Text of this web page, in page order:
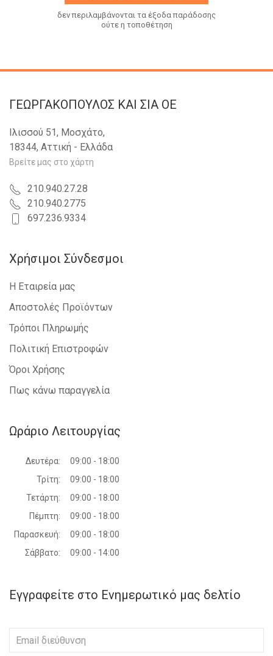
SKODA - RAPID - 2012-2019
VW - CROSS POLO - 2005-2009
δεν περιλαμβάνονται τα έξοδα παράδοσης
ούτε η τοποθέτηση
ΓΕΩΡΓΑΚΟΠΟΥΛΟΣ KAI ΣΙΑ OE
Ιλισσού 51, Μοσχάτο,
18344, Αττική - Ελλάδα
Βρείτε μας στο χάρτη
210.940.27.28
210.940.2775
697.236.9334
Χρήσιμοι Σύνδεσμοι
Η Εταιρεία μας
Αποστολές Προϊόντων
Τρόποι Πληρωμής
Πολιτική Επιστροφών
Όροι Χρήσης
Πως κάνω παραγγελία
Ωράριο Λειτουργίας
Δευτέρα:
09:00 - 18:00
Τρίτη:
09:00 - 18:00
Τετάρτη:
09:00 - 18:00
Πέμπτη:
09:00 - 18:00
Παρασκευή:
09:00 - 18:00
Σάββατο:
09:00 - 14:00
Εγγραφείτε στο Ενημερωτικό μας δελτίο